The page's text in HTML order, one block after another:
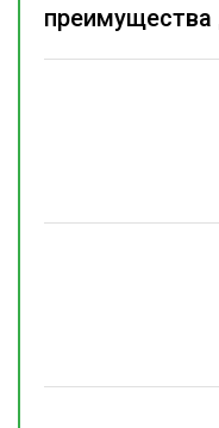
преимущества